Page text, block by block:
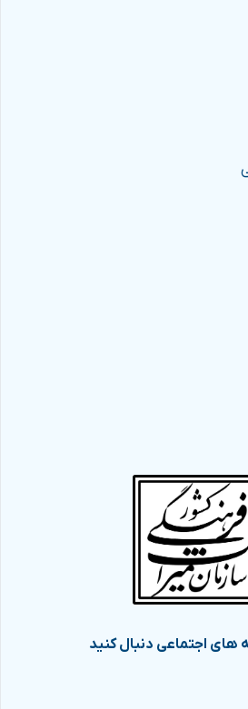
های اجتماعی دنبال کنید